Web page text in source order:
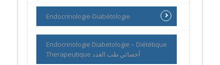
Endocrinologie-Diabétologie
Endocrinologie Diabetologie – Diététique
Therapeutique أخصائي طب الغدد